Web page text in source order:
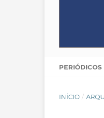
PERIÓDICOS
INÍCIO /